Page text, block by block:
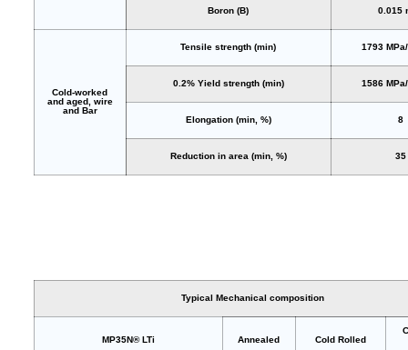
Boron (B) 0.015
Cold-worked
and aged, wire
and Bar
Tensile strength (min) 1793
0.2% Yield strength (min) 1586
Elongation (min, %) 8
Reduction in area (min, %) 35
Typical Mechanical composition
MP35N® LTi Annealed Cold Rolled